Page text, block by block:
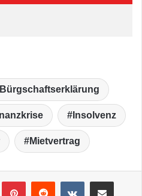
Insolvenz
Mietvertrag
VKontakte